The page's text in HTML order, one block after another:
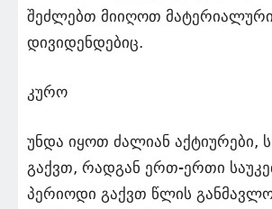
შეძლებთ მიიღოთ მატერიალური
დივიდენდებიც.
კურო
უნდა იყოთ ძალიან აქტიურები,
გაქვთ, რადგან ერთ-ერთი
პერიოდი გაქვთ წლის